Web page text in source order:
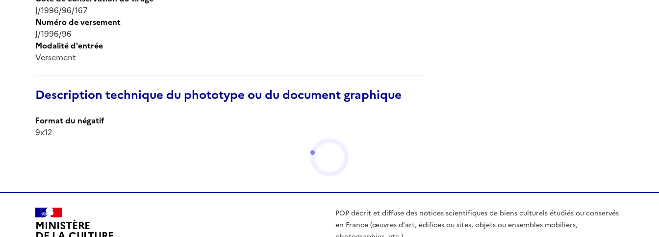
J/1996/96/167
Numéro de versement
J/1996/96
Modalité d'entrée
Versement
Description technique du phototype ou du document graphique
Format du négatif
9x12
MINISTÈRE
POP décrit et diffuse des notices scientifiques de biens culturels étudiés ou conservés
en France (œuvres d'art, édifices ou sites, objets ou ensembles mobiliers,